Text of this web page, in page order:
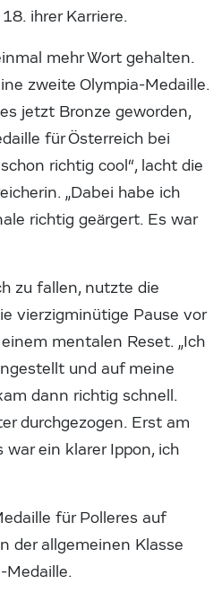
ihrer Karriere.
mehr Wort gehalten.
zweite Olympia-Medaille.
jetzt Bronze geworden,
für Österreich bei
richtig cool“, lacht die
„Dabei habe ich
richtig geärgert. Es war
zu fallen, nutzte die
vierzigminütige Pause vor
mentalen Reset. „Ich
und auf meine
dann richtig schnell.
durchgezogen. Erst am
war ein klarer Ippon, ich
für Polleres auf
der allgemeinen Klasse
Medaille.